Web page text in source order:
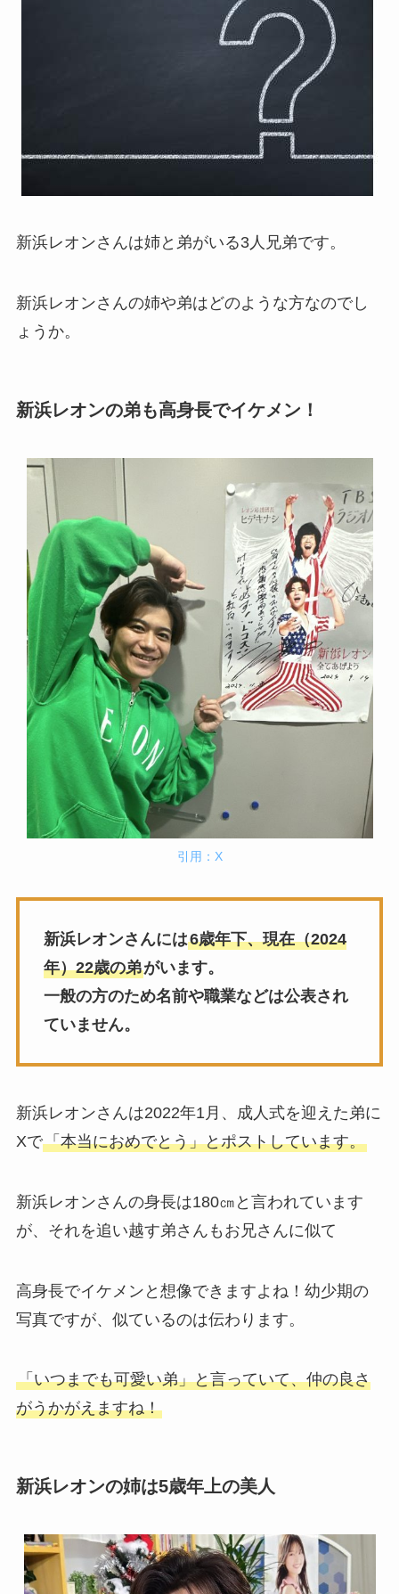
新浜レオンさんは姉と弟がいる3人兄弟です。
新浜レオンさんの姉や弟はどのような方なのでし
ょうか。
新浜レオンの弟も高身長でイケメン！
引用：X
新浜レオンさんには6歳年下、現在（2024
年）22歳の弟がいます。
一般の方のため名前や職業などは公表され
ていません。
新浜レオンさんは2022年1月、成人式を迎えた弟に
Xで「本当におめでとう」とポストしています。
新浜レオンさんの身長は180㎝と言われています
が、それを追い越す弟さんもお兄さんに似て
高身長でイケメンと想像できますよね！幼少期の
写真ですが、似ているのは伝わります。
「いつまでも可愛い弟」と言っていて、仲の良さ
がうかがえますね！
新浜レオンの姉は5歳年上の美人